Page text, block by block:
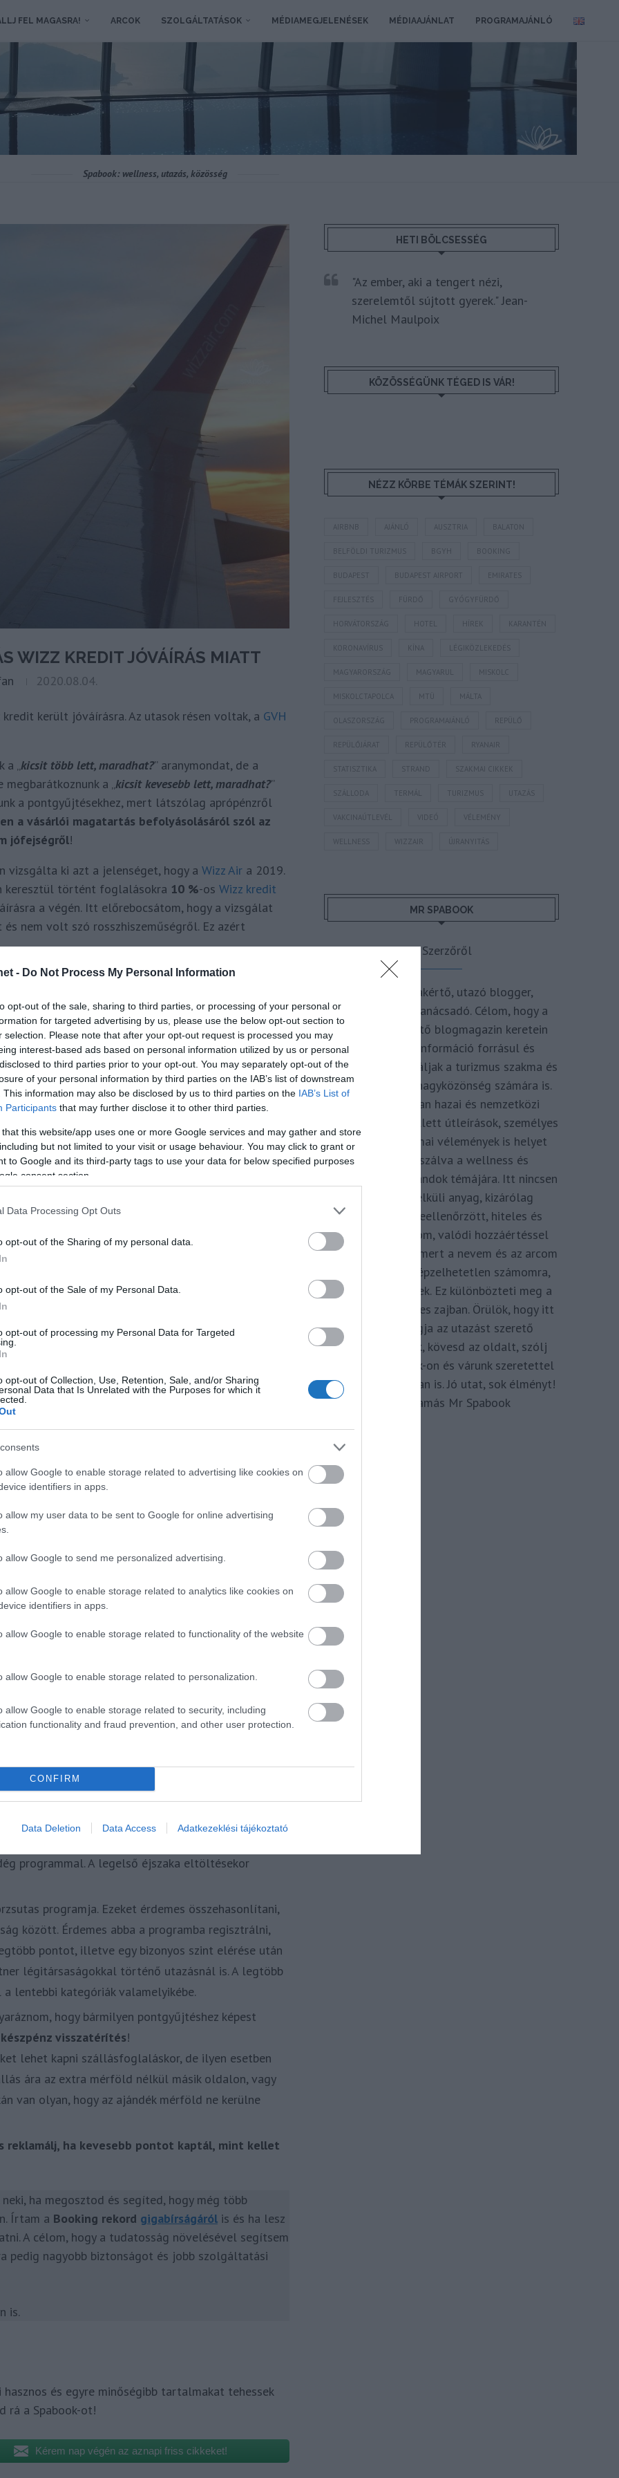
- Do Not Process My Personal Information
opt-out of the sale, sharing to third parties, or processing of your personal or
for targeted advertising by us, please use the below opt-out section to
selection. Please note that after your opt-out request is processed you may
interest-based ads based on personal information utilized by us or personal
to third parties prior to your opt-out. You may separately opt-out of the
of your personal information by third parties on the IAB’s list of downstream
This information may also be disclosed by us to third parties on the IAB’s List of
Participants that may further disclose it to other third parties.
that this website/app uses one or more Google services and may gather and store
but not limited to your visit or usage behaviour. You may click to grant or
to Google and its third-party tags to use your data for below specified purposes
consent section.
Data Processing Opt Outs
opt-out of the Sharing of my personal data.
opt-out of the Sale of my Personal Data.
opt-out of processing my Personal Data for Targeted
opt-out of Collection, Use, Retention, Sale, and/or Sharing
Data that Is Unrelated with the Purposes for which it
allow Google to enable storage related to advertising like cookies on
identifiers in apps.
allow my user data to be sent to Google for online advertising
allow Google to send me personalized advertising.
allow Google to enable storage related to analytics like cookies on
identifiers in apps.
allow Google to enable storage related to functionality of the website
allow Google to enable storage related to personalization.
allow Google to enable storage related to security, including
functionality and fraud prevention, and other user protection.
CONFIRM
Data Deletion Data Access Adatkezeklési tájékoztató
FEL MAGASRA! ARCOK SZOLGÁLTATÁSOK MÉDIAMEGJELENÉSEK MÉDIAAJÁNLAT PROGRAMAJÁNLÓ
Spabook: wellness, utazás, közösség
WIZZ KREDIT JÓVÁÍRÁS MIATT
2020.08.04.
került jóváírásra. Az utasok résen voltak, a GVH
a „kicsit több lett, maradhat?” aranymondat, de a
a „kicsit kevesebb lett, maradhat?”
a pontgyűjtésekhez, mert látszólag aprópénzről
a vásárlói magatartás befolyásolásáról szól az
jófejségről!
vizsgálta ki azt a jelenséget, hogy a Wizz Air a 2019.
keresztül történt foglalásokra 10 %-os Wizz kredit
a végén. Itt előrebocsátom, hogy a vizsgálat
nem volt szó rosszhiszeműségről. Ez azért
többek között azzal az
tesz lépéseket, akkor a különbözet utólagos
határozattal azt a célt kívánják elérni, hogy a
beavatkozás nélkül kerüljön javításra.
mellett egyéb szankciót nem kívánt
informatikai beállítási hiba okozta, ennek tényét (és
a rendelkezésre álló iratok alapján mindent
körűen kompenzálja.
légitársaságot:2019-ben 250 millió forint
repülőjegy-kiegészítő szolgáltatás hibái miatt,
büntetést is kiszabtak, miután 5 járattal
és pontokat gyűjteni?
érdemes is kihasználni ezeket. Számos pont-
útra, és én is szinte ingyen jártam be Isztambult
hitelkártyát válaszd ki és használd, persze ügyelj a
hitelkártyája alkalmas, de én inkább a MAX-ot
programmal. A legelső éjszaka eltöltésekor
programja. Ezeket érdemes összehasonlítani,
között. Érdemes abba a programba regisztrálni,
pontot, illetve egy bizonyos szint elérése után
légitársaságokkal történő utazásnál is. A legtöbb
lentebbi kategóriák valamelyikébe.
hogy bármilyen pontgyűjtéshez képest
készpénz visszatérítés!
lehet kapni szállásfoglaláskor, de ilyen esetben
ára az extra mérföld nélkül másik oldalon, vagy
van olyan, hogy az ajándék mérföld ne kerülne
reklamálj, ha kevesebb pontot kaptál, mint kellet
ha megosztod és segíted, hogy még több
Írtam a Booking rekord gigabírságáról is és ha lesz
A célom, hogy a tudatosság növelésével segítsem
pedig nagyobb biztonságot és jobb szolgáltatási
is.
és egyre minőségibb tartalmakat tehessek
rá a Spabook-ot!
Kérem nap végén az aznapi friss cikkeket!
HETI BÖLCSESSÉG
"Az ember, aki a tengert nézi,
szerelemtől sújtott gyerek." Jean-
Michel Maulpoix
KÖZÖSSÉGÜNK TÉGED IS VÁR!
NÉZZ KÖRBE TÉMÁK SZERINT!
AIRBNB AJÁNLÓ AUSZTRIA BALATON
BELFÖLDI TURIZMUS BGYH BOOKING
BUDAPEST BUDAPEST AIRPORT EMIRATES
FEJLESZTÉS FÜRDŐ GYÓGYFÜRDŐ
HORVÁTORSZÁG HOTEL HÍREK KARANTÉN
KORONAVÍRUS KÍNA LÉGIKÖZLEKEDÉS
MAGYARORSZÁG MAGYARUL MISKOLC
MISKOLCTAPOLCA MTÜ MÁLTA
OLASZORSZÁG PROGRAMAJÁNLÓ REPÜLŐ
REPÜLŐJÁRAT REPÜLŐTÉR RYANAIR
STATISZTIKA STRAND SZAKMAI CIKKEK
SZÁLLODA TERMÁL TURIZMUS UTAZÁS
VAKCINAÚTLEVÉL VIDEÓ VÉLEMÉNY
WELLNESS WIZZAIR ÚJRANYITÁS
MR SPABOOK
A Szerzőről
Turisztikai szakértő, utazó blogger,
vendégélmény tanácsadó. Célom, hogy a
kategória teremtő blogmagazin keretein
belül hiteles információ forrásul és
inspirációul szolgáljak a turizmus szakma és
az utazni vágyó nagyközönség számára is.
Repertoáromban hazai és nemzetközi
turizmus hírek mellett útleírások, személyes
ajánlók és szakmai vélemények is helyet
kapnak, fókuszálva a wellness és
termálfürdők, strandok témájára. Itt nincsen
hivatkozás nélküli anyag, kizárólag
többszörösen leellenőrzött, hiteles és
minőségi tartalom, valódi hozzáértéssel
megkomponálva, mert a nevem és az arcom
adom hozzá. Elképzelhetetlen számomra,
hogy ne így tegyek. Ez különbözteti meg a
Spabook-ot a netes zajban. Örülök, hogy itt
vagy, légy tagja az utazást szerető
Közösségünknek, kövesd az oldalt, szólj
hozzá a Facebook-on és várunk szeretettel
zárt csoportunkban is. Jó utat, sok élményt!
Kassay Tamás Mr Spabook